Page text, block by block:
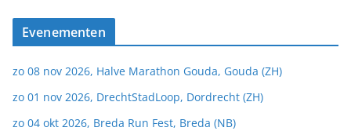
Evenementen
zo 08 nov 2026, Halve Marathon Gouda, Gouda (ZH)
zo 01 nov 2026, DrechtStadLoop, Dordrecht (ZH)
zo 04 okt 2026, Breda Run Fest, Breda (NB)